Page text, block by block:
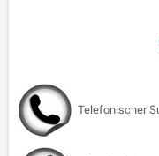
Telefonischer